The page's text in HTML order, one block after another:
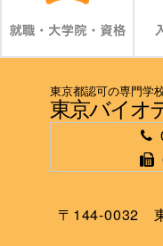
東京都認可の専門学
東京バイオ
〒144-0032